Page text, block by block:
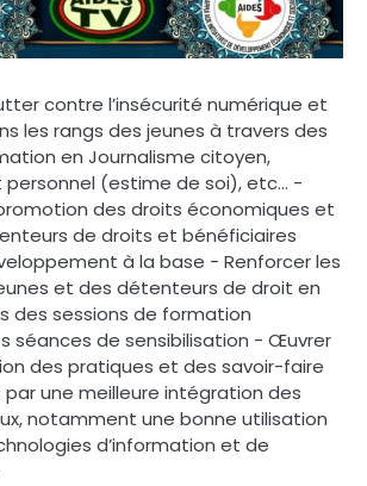
contre l’insécurité numérique et
les rangs des jeunes à travers des
en Journalisme citoyen,
(estime de soi), etc… -
des droits économiques et
de droits et bénéficiaires
à la base - Renforcer les
et des détenteurs de droit en
des sessions de formation
séances de sensibilisation - Œuvrer
des pratiques et des savoir-faire
une meilleure intégration des
notamment une bonne utilisation
d’information et de